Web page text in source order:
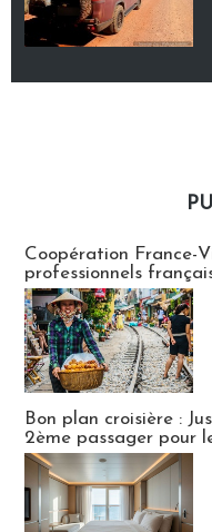
Coopération France-
professionnels
Bon plan croisière :
2ème passager pour